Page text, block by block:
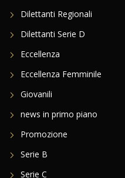
Dilettanti Regionali
Dilettanti Serie D
Eccellenza
Eccellenza Femminile
Giovanili
news in primo piano
Promozione
Serie B
Serie C